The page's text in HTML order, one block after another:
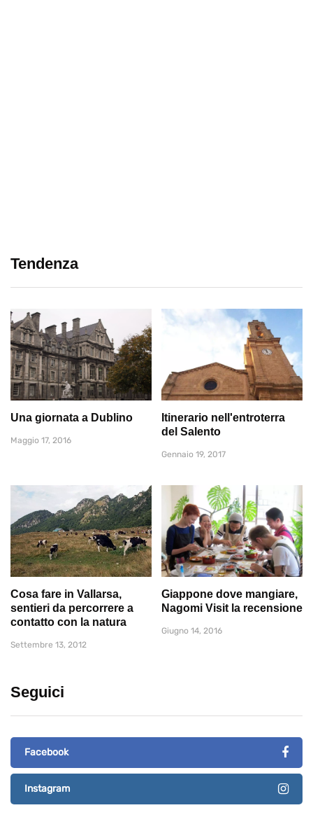
Tendenza
Una giornata a Dublino
Maggio 17, 2016
Itinerario nell'entroterra
del Salento
Gennaio 19, 2017
Cosa fare in Vallarsa,
sentieri da percorrere a
contatto con la natura
Settembre 13, 2012
Giappone dove mangiare,
Nagomi Visit la recensione
Giugno 14, 2016
Seguici
Facebook
Instagram